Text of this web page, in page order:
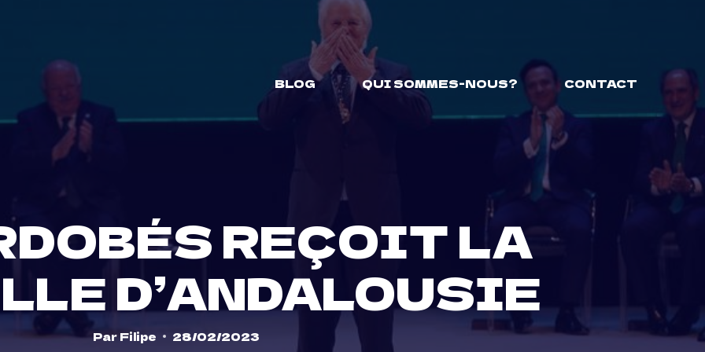
BLOG
QUI SOMMES-NOUS? CONTACT
REÇOIT LA
D’ANDALOUSIE
Par Filipe 28/02/2023